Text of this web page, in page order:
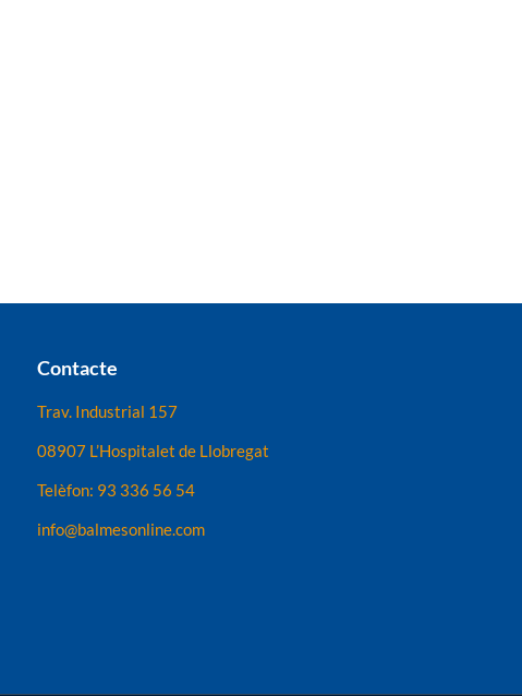
Contacte
Trav. Industrial 157
08907 L’Hospitalet de Llobregat
Telèfon: 93 336 56 54
info@balmesonline.com